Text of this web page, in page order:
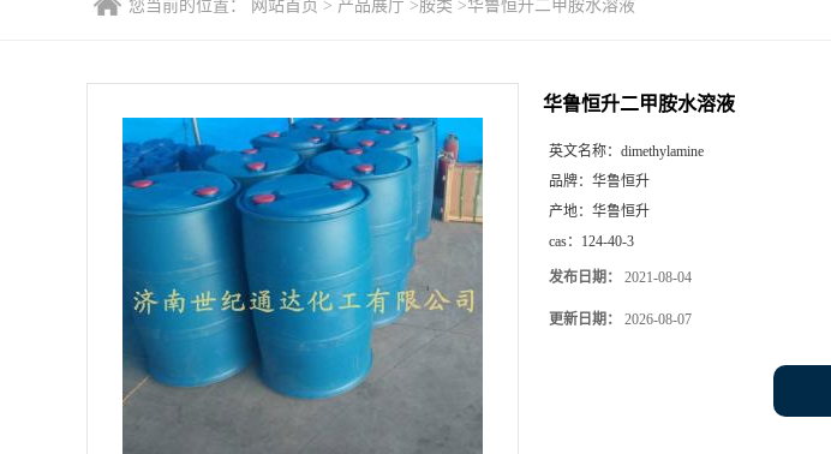
您当前的位置： 网站首页 > 产品展厅 >胺类 >华鲁恒升二甲胺水溶液
华鲁恒升二甲胺水溶液
英文名称： dimethylamine
品牌： 华鲁恒升
产地： 华鲁恒升
cas： 124-40-3
发布日期： 2021-08-04
更新日期： 2026-08-07